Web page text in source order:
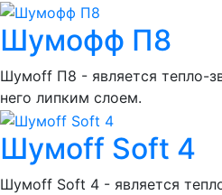
Шумофф П8
Шумоff П8 - является тепло-
него липким слоем.
Шумoff Soft 4
Шумоff Soft 4 - является